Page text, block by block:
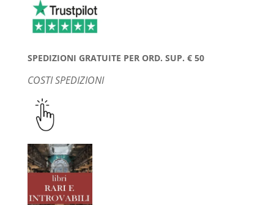
SPEDIZIONI GRATUITE PER ORD. SUP. € 50
COSTI SPEDIZIONI